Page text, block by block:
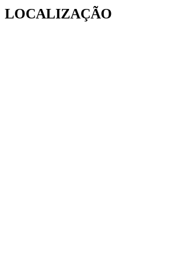
LOCALIZAÇÃO